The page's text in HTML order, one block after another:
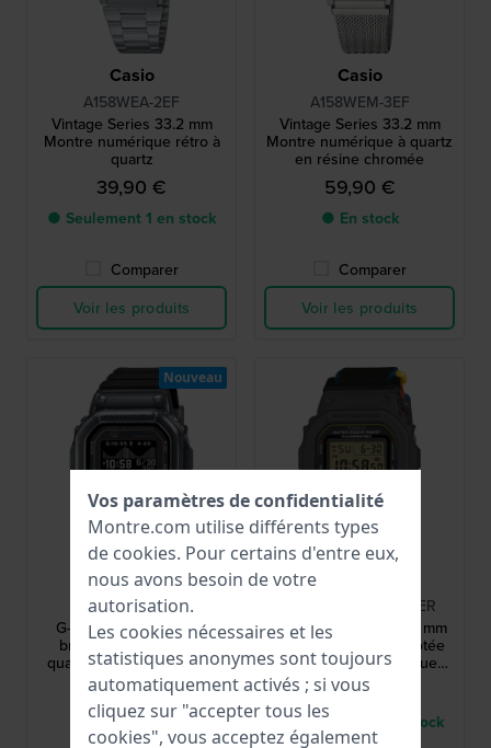
Casio
A158WEA-2EF
Vintage Series 33.2 mm
Montre numérique rétro à
quartz
39,90 €
● Seulement 1 en stock
Comparer
Voir les produits
Casio
A158WEM-3EF
Vintage Series 33.2 mm
Montre numérique à quartz
en résine chromée
59,90 €
● En stock
Comparer
Voir les produits
G-Shock
GBX-H5600-1ER
G-Lide 44 mm Montre-
bracelet numérique à
quartz solaire connectée
via Bluetooth avec
affichage MIP
289,00 €
● En stock
Nouveau
DW-5600MNC-8A2ER
5600 FIDLOCK® 42.8 mm
Montre numérique dotée
d’un bracelet élastique
confortable et d’un fermoir
magnétique FIDLOCK®.
159,00 €
● Seulement 1 en stock
Vos paramètres de confidentialité
Montre.com utilise différents types
de cookies. Pour certains d'entre eux,
nous avons besoin de votre
autorisation.
Les cookies nécessaires et les
statistiques anonymes sont toujours
automatiquement activés ; si vous
cliquez sur "accepter tous les
cookies", vous acceptez également